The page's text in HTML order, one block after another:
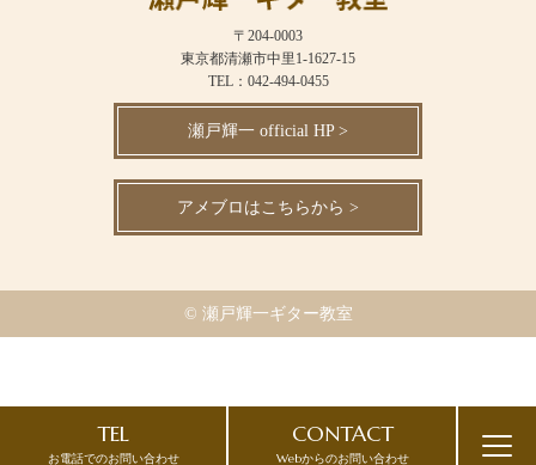
TEL
お電話でのお問い合わせ
CONTACT
Webからのお問い合わせ
〒204-0003
東京都清瀬市中里1-1627-15
TEL：042-494-0455
瀬戸輝一 official HP >
アメブロはこちらから >
© 瀬戸輝一ギター教室